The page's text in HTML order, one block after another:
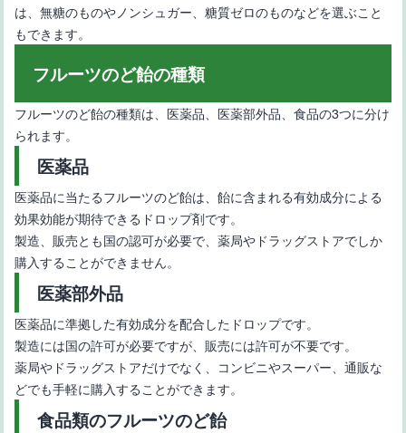
【グミでフルーツ飴を作ろう】作り方とコツ
【フルーツ飴の作り方】基本の作り方と失敗しないためのコツ
は、無糖のものやノンシュガー、糖質ゼロのものなどを選ぶこと
もできます。
フルーツのど飴の種類
フルーツのど飴の種類は、医薬品、医薬部外品、食品の3つに分け
られます。
医薬品
医薬品に当たるフルーツのど飴は、飴に含まれる有効成分による
効果効能が期待できるドロップ剤です。
製造、販売とも国の認可が必要で、薬局やドラッグストアでしか
購入することができません。
医薬部外品
医薬品に準拠した有効成分を配合したドロップです。
製造には国の許可が必要ですが、販売には許可が不要です。
薬局やドラッグストアだけでなく、コンビニやスーパー、通販な
どでも手軽に購入することができます。
食品類のフルーツのど飴